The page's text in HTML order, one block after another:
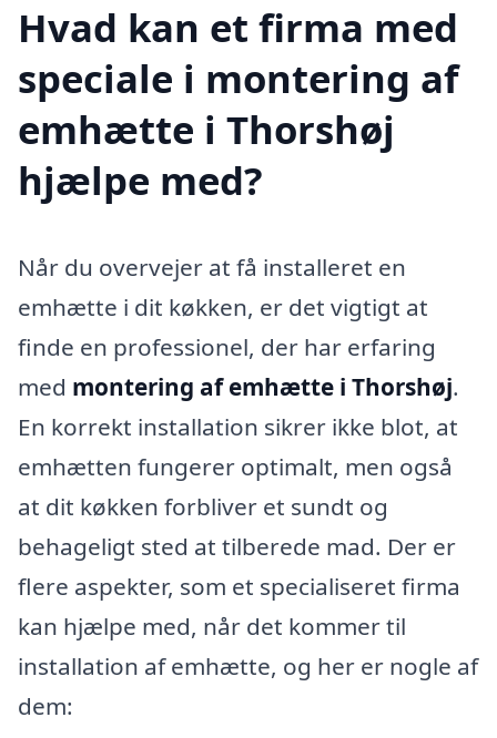
Hvad kan et firma med
speciale i montering af
emhætte i Thorshøj
hjælpe med?
Når du overvejer at få installeret en
emhætte i dit køkken, er det vigtigt at
finde en professionel, der har erfaring
med montering af emhætte i Thorshøj.
En korrekt installation sikrer ikke blot, at
emhætten fungerer optimalt, men også
at dit køkken forbliver et sundt og
behageligt sted at tilberede mad. Der er
flere aspekter, som et specialiseret firma
kan hjælpe med, når det kommer til
installation af emhætte, og her er nogle af
dem: